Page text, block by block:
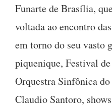
Funarte de Brasília,
voltada ao encontro
em torno do seu vasto
piquenique, Festival
Orquestra Sinfônica
Claudio Santoro,